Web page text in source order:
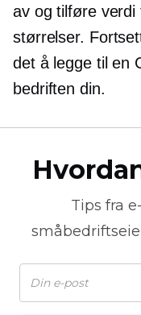
av og tilføre verdi
størrelser.
det å legge til en
bedriften din.
Tips fra